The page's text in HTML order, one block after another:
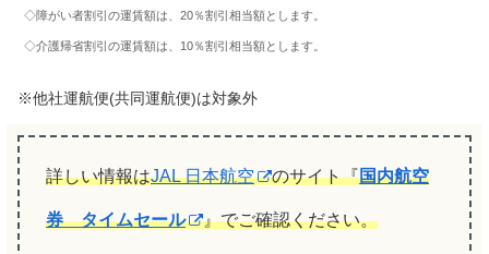
◇障がい者割引の運賃額は、20％割引相当額とします。
◇介護帰省割引の運賃額は、10％割引相当額とします。
※他社運航便(共同運航便)は対象外
詳しい情報はJAL 日本航空 のサイト『国内航空
券 タイムセール 』でご確認ください。